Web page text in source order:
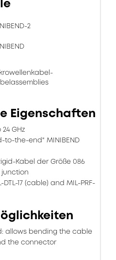
2
Eigenschaften
GHz
to-the-end" MINIBEND
Kabel der Größe 086
17 (cable) and MIL-PRF-
allows bending the cable
the connector